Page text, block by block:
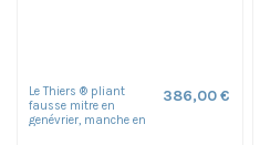
Le Thiers ® pliant
fausse mitre en
genévrier, manche en
386,00 €